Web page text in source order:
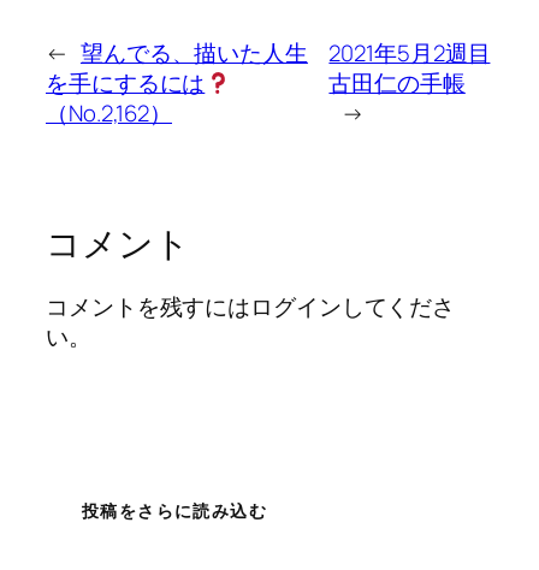
← 望んでる、描いた人生
を手にするには
（No.2,162）
2021年5月2週目
古田仁の手帳
→
コメント
コメントを残すにはログインしてくださ
い。
投稿をさらに読み込む